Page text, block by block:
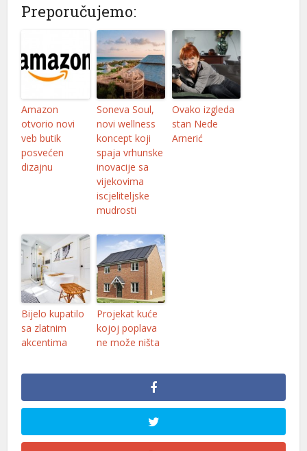
Preporučujemo:
Amazon
otvorio novi
veb butik
posvećen
dizajnu
Soneva Soul,
novi wellness
koncept koji
spaja vrhunske
inovacije sa
vijekovima
iscjeliteljske
mudrosti
Ovako izgleda
stan Nede
Arnerić
Bijelo kupatilo
sa zlatnim
akcentima
Projekat kuće
kojoj poplava
ne može ništa